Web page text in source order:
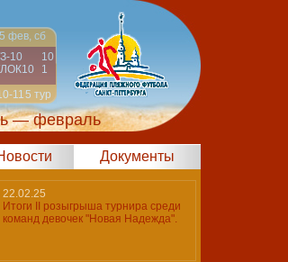
фев, сб
10
10
1
115 тур
— февраль
Документы
22.02.25
Итоги II розыгрыша турнира среди
команд девочек "Новая Надежда".